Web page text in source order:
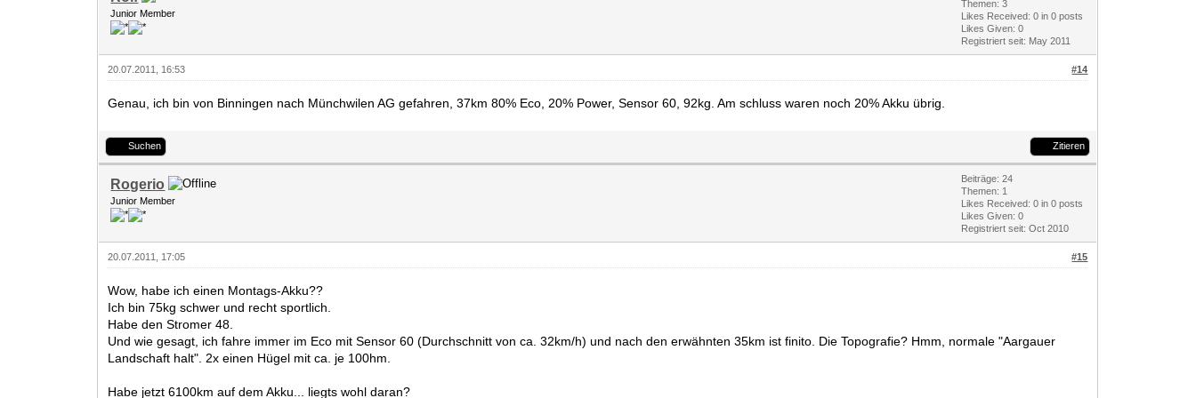
Junior Member
Themen: 3
Likes Received:0 in 0 posts
Likes Given: 0
Registriert seit: May 2011
#14
20.07.2011, 16:53
Genau, ich bin von Binningen nach Münchwilen AG gefahren, 37km 80% Eco, 20% Power, Sensor 60, 92kg. Am schluss waren noch 20% Akku übrig.
Suchen Zitieren
Rogerio
Junior Member
Beiträge: 24
Themen: 1
Likes Received:0 in 0 posts
Likes Given: 0
Registriert seit: Oct 2010
#15
20.07.2011, 17:05
Wow, habe ich einen Montags-Akku??
Ich bin 75kg schwer und recht sportlich.
Habe den Stromer 48.
Und wie gesagt, ich fahre immer im Eco mit Sensor 60 (Durchschnitt von ca. 32km/h) und nach den erwähnten 35km ist finito. Die Topografie? Hmm, normale "Aargauer
Landschaft halt". 2x einen Hügel mit ca. je 100hm.
Habe jetzt 6100km auf dem Akku... liegts wohl daran?